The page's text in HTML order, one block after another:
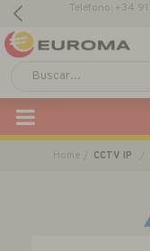
Home CCTV IP